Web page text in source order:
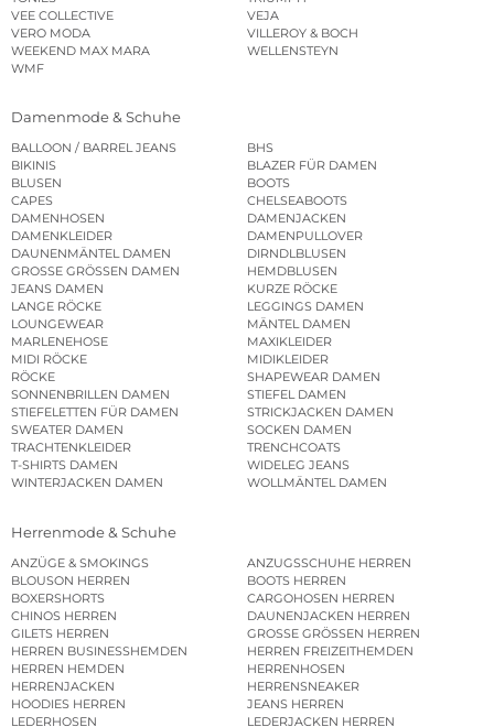
VEE COLLECTIVE
VEJA
VERO MODA
VILLEROY & BOCH
WEEKEND MAX MARA
WELLENSTEYN
WMF
Damenmode & Schuhe
BALLOON / BARREL JEANS
BHS
BIKINIS
BLAZER FÜR DAMEN
BLUSEN
BOOTS
CAPES
CHELSEABOOTS
DAMENHOSEN
DAMENJACKEN
DAMENKLEIDER
DAMENPULLOVER
DAUNENMÄNTEL DAMEN
DIRNDLBLUSEN
GROSSE GRÖSSEN DAMEN
HEMDBLUSEN
JEANS DAMEN
KURZE RÖCKE
LANGE RÖCKE
LEGGINGS DAMEN
LOUNGEWEAR
MÄNTEL DAMEN
MARLENEHOSE
MAXIKLEIDER
MIDI RÖCKE
MIDIKLEIDER
RÖCKE
SHAPEWEAR DAMEN
SONNENBRILLEN DAMEN
STIEFEL DAMEN
STIEFELETTEN FÜR DAMEN
STRICKJACKEN DAMEN
SWEATER DAMEN
SOCKEN DAMEN
TRACHTENKLEIDER
TRENCHCOATS
T-SHIRTS DAMEN
WIDELEG JEANS
WINTERJACKEN DAMEN
WOLLMÄNTEL DAMEN
Herrenmode & Schuhe
ANZÜGE & SMOKINGS
ANZUGSSCHUHE HERREN
BLOUSON HERREN
BOOTS HERREN
BOXERSHORTS
CARGOHOSEN HERREN
CHINOS HERREN
DAUNENJACKEN HERREN
GILETS HERREN
GROSSE GRÖSSEN HERREN
HERREN BUSINESSHEMDEN
HERREN FREIZEITHEMDEN
HERREN HEMDEN
HERRENHOSEN
HERRENJACKEN
HERRENSNEAKER
HOODIES HERREN
JEANS HERREN
LEDERHOSEN
LEDERJACKEN HERREN